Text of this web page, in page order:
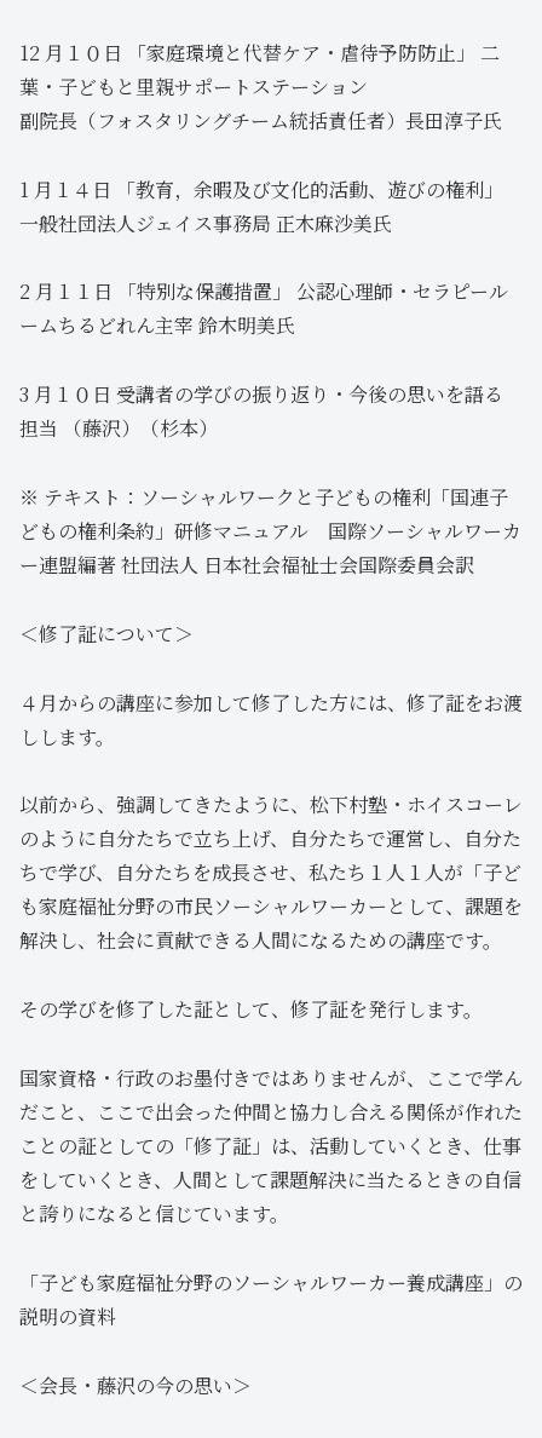
12 月１０日 「家庭環境と代替ケア・虐待予防防止」 二
葉・子どもと里親サポートステーション
副院長（フォスタリングチーム統括責任者）長田淳子氏
1 月１４日 「教育，余暇及び文化的活動、遊びの権利」
一般社団法人ジェイス事務局 正木麻沙美氏
2 月１１日 「特別な保護措置」 公認心理師・セラピール
ームちるどれん主宰 鈴木明美氏
3 月１０日 受講者の学びの振り返り・今後の思いを語る
担当 （藤沢）（杉本）
※ テキスト：ソーシャルワークと子どもの権利「国連子
どもの権利条約」研修マニュアル 国際ソーシャルワーカ
ー連盟編著 社団法人 日本社会福祉士会国際委員会訳
＜修了証について＞
４月からの講座に参加して修了した方には、修了証をお渡
しします。
以前から、強調してきたように、松下村塾・ホイスコーレ
のように自分たちで立ち上げ、自分たちで運営し、自分た
ちで学び、自分たちを成長させ、私たち１人１人が「子ど
も家庭福祉分野の市民ソーシャルワーカーとして、課題を
解決し、社会に貢献できる人間になるための講座です。
その学びを修了した証として、修了証を発行します。
国家資格・行政のお墨付きではありませんが、ここで学ん
だこと、ここで出会った仲間と協力し合える関係が作れた
ことの証としての「修了証」は、活動していくとき、仕事
をしていくとき、人間として課題解決に当たるときの自信
と誇りになると信じています。
「子ども家庭福祉分野のソーシャルワーカー養成講座」の
説明の資料
＜会長・藤沢の今の思い＞